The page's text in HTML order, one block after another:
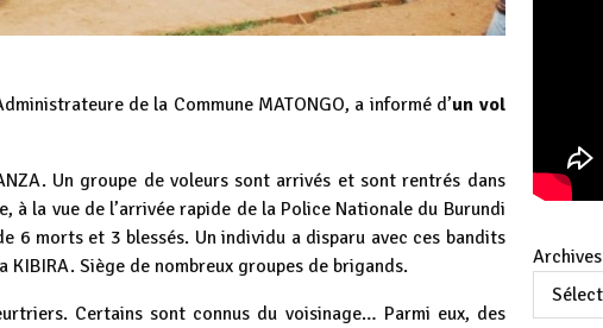
de la Commune MATONGO, a informé d’un vol
Un groupe de voleurs sont arrivés et sont rentrés dans
la vue de l’arrivée rapide de la Police Nationale du Burundi
6 morts et 3 blessés. Un individu a disparu avec ces bandits
Siège de nombreux groupes de brigands.
Certains sont connus du voisinage… Parmi eux, des
Archives